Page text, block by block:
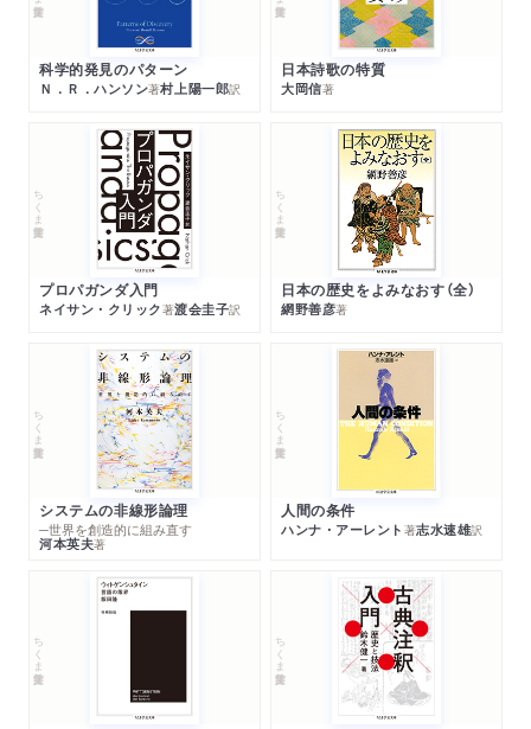
科学的発見のパターン
Ｎ．Ｒ．ハンソン著村上陽一郎訳
日本詩歌の特質
大岡信著
ちくま学芸文庫
プロパガンダ入門
ネイサン・クリック著渡会圭子訳
ちくま学芸文庫
日本の歴史をよみなおす（全）
網野善彦著
ちくま学芸文庫
システムの非線形論理
─世界を創造的に組み直す
河本英夫著
ちくま学芸文庫
人間の条件
ハンナ・アーレント 著志水速雄訳
ちくま学芸文庫 ちくま学芸文庫